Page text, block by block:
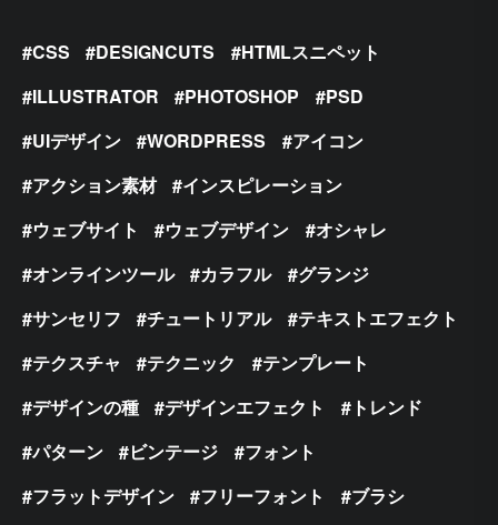
CSS DESIGNCUTS
HTMLスニペット
ILLUSTRATOR
PHOTOSHOP
PSD
UIデザイン
WORDPRESS
アイコン
アクション素材
インスピレーション
ウェブサイト
ウェブデザイン
オシャレ
オンラインツール
カラフル
グランジ
サンセリフ
チュートリアル
テキストエフェクト
テクスチャ
テクニック
テンプレート
デザインの種
デザインエフェクト
トレンド
パターン
ビンテージ
フォント
フラットデザイン
フリーフォント
ブラシ